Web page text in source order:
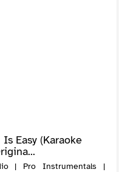
Easy (Karaoke
| Pro Instrumentals |